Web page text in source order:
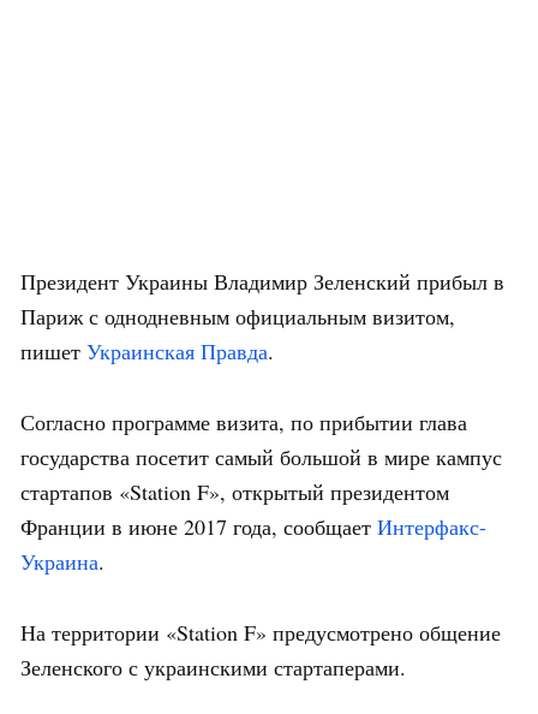
Президент Украины Владимир Зеленский прибыл в
Париж с однодневным официальным визитом,
пишет Украинская Правда.
Согласно программе визита, по прибытии глава
государства посетит самый большой в мире кампус
стартапов «Station F», открытый президентом
Франции в июне 2017 года, сообщает Интерфакс-
Украина.
На территории «Station F» предусмотрено общение
Зеленского с украинскими стартаперами.